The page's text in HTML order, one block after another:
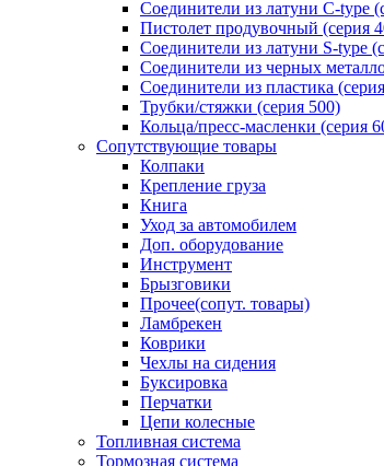
Соединители из латуни С-type
Пистолет продувочный (серия
Соединители из латуни S-type
Соединители из черных
Соединители из пластика
Трубки/стяжки (серия 500)
Кольца/пресс-масленки (серия
Сопутствующие товары
Колпаки
Крепление груза
Книга
Уход за автомобилем
Доп. оборудование
Инструмент
Брызговики
Прочее(сопут. товары)
Ламбрекен
Коврики
Чехлы на сидения
Буксировка
Перчатки
Цепи колесные
Топливная система
Тормозная система